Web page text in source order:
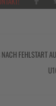
FEHLSTART